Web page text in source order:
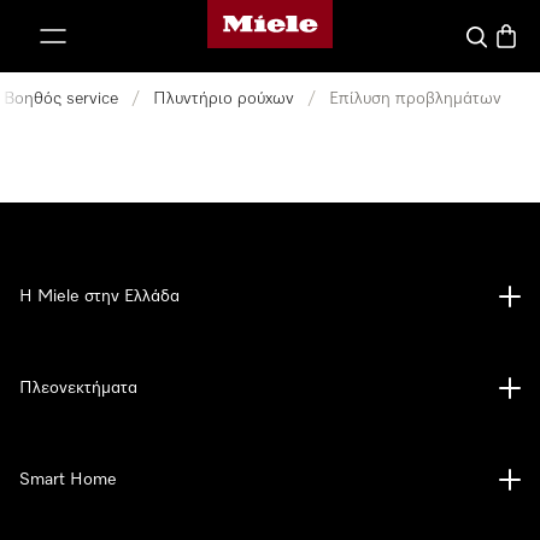
Αρχική σελίδα της Miele
Βοηθός service / Πλυντήριο ρούχων / Επίλυση προβλημάτων
Η Miele στην Ελλάδα
Πλεονεκτήματα
Smart Home